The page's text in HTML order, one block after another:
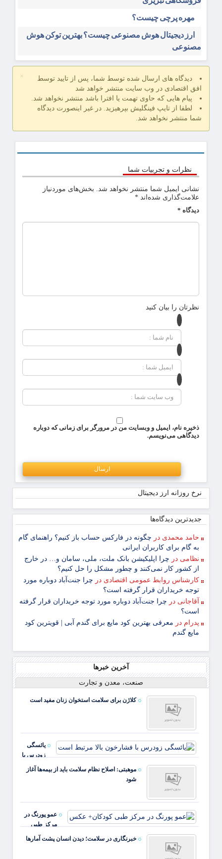
مهره پرچی چیست؟
ارز دیجیتال هوش مصنوعی چیست؟ بهترین توکن هوش
مصنوعی
×
دیدگاه های ارسال شده توسط شما، پس از تایید توسط
افق اقتصادی در وب سایت منتشر خواهد شد
پیام هایی که حاوی تهمت یا افترا باشد منتشر نخواهد شد.
لطفا از تایپ فینگلیش بپرهیزید. در غیر اینصورت دیدگاه
شما منتشر نخواهد شد.
نظرات و تجربیات شما
نشانی ایمیل شما منتشر نخواهد شد.
بخش‌های موردنیاز
علامت‌گذاری شده‌اند *
دیدگاه *
نظرتان را بیان کنید
ذخیره نام، ایمیل و وبسایت من در مرورگر برای زمانی که دوباره
دیدگاهی می‌نویسم.
نرخ روزانه ارز دیجیتال
جدیدترین دیدگاه‌‌ها
حامد محمدی در چگونه در فارکس حساب باز کنیم؟ راهنمای گام
‌به ‌گام برای کاربران ایرانی
نظامی در چرا اپلیکیشن بانک ملت، ملی، سامان و… در خارج
از کشور کار نمی‌کنند و چطور مشکل را حل کنیم؟
کارشناس روابط عمومی اقتصادی در چرا جنت‌آباد دوباره مورد
توجه خریداران قرار گرفته است؟
آقاجانی در چرا جنت‌آباد دوباره مورد توجه خریداران قرار گرفته
است؟
پدرام در معرفی بهترین کود مایع برای گندم آبی | قویترین کود
مایع گندم
آخرین خبرها
صنعت، معدن و تجارت
کلاژن برای سلامت استخوان زنان مفید است
یائسگی
زودرس با
فشارخون
بالا مرتبط
موهبتی: اصلاح نظام سلامت باید از بیمه‌ها آغاز
شود
عمو پورنگ در
مرکز طبی
کودکان+ عکس
خبرنگاری در سلامت؛ دیدن انسان پشت آمارها